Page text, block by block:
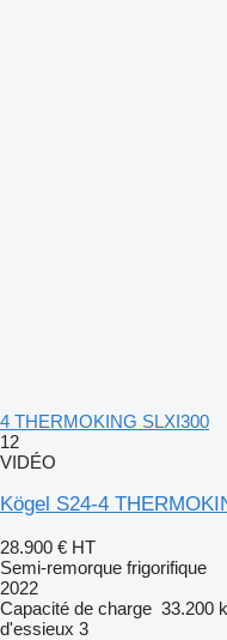
4 THERMOKING SLXI300
12
VIDÉO
Kögel S24-4
28.900 € HT
Semi-remorque frigorifique
2022
Capacité de charge 33.200
d'essieux 3